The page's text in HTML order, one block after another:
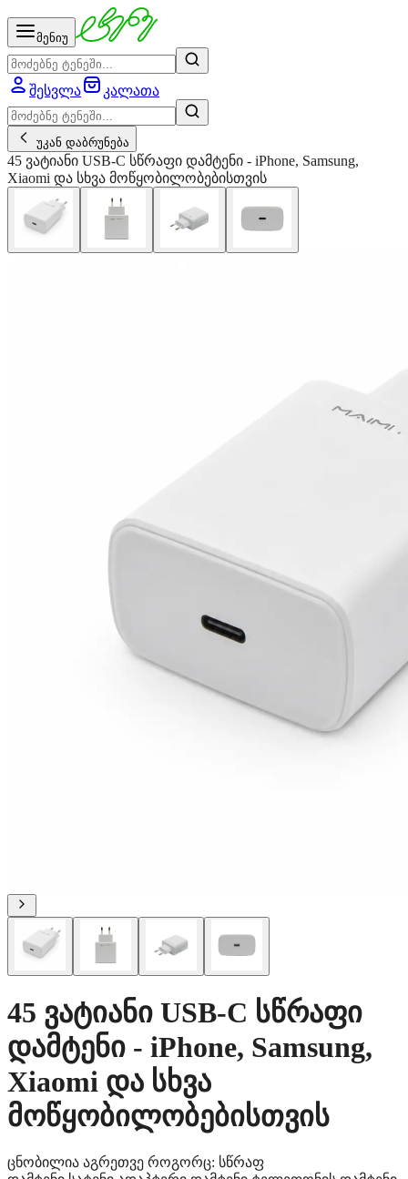
მენიუ
შესვლა კალათა
უკან დაბრუნება
45 ვატიანი USB-C სწრაფი დამტენი - iPhone, Samsung,
Xiaomi და სხვა მოწყობილობებისთვის
45 ვატიანი USB-C სწრაფი
დამტენი - iPhone, Samsung,
Xiaomi და სხვა
მოწყობილობებისთვის
ცნობილია აგრეთვე როგორც: სწრაფ